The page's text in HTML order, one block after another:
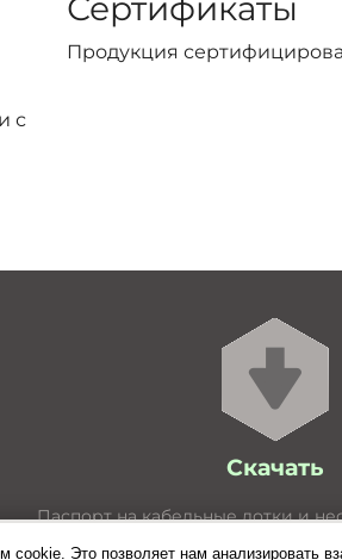
с
Продукция
Скачать
Паспорт на кабельные лотки и
Расчёт нагрузок для лотков
cookie. Это позволяет нам анализировать